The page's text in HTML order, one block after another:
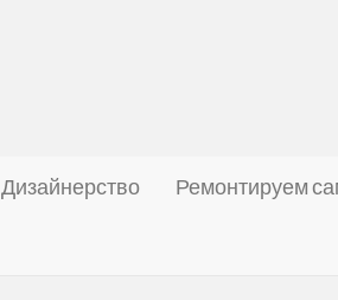
Дизайнерство Ремонтируем